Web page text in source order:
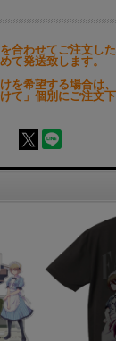
合わせてご注文し
て発送致します。
を希望する場合は、
て」個別にご注文下